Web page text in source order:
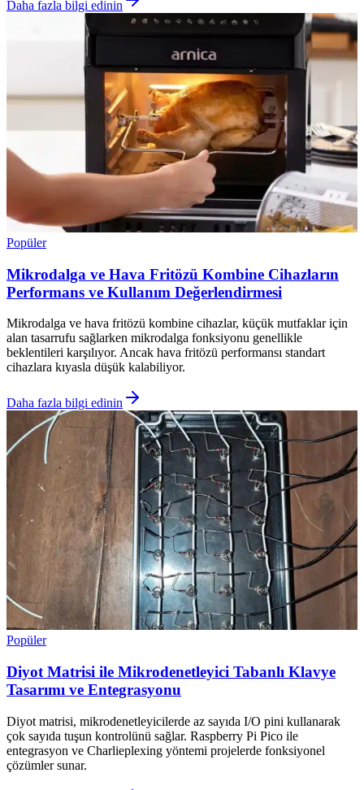
Daha fazla bilgi edinin
Popüler
Mikrodalga ve Hava Fritözü Kombine Cihazların
Performans ve Kullanım Değerlendirmesi
Mikrodalga ve hava fritözü kombine cihazlar, küçük mutfaklar için
alan tasarrufu sağlarken mikrodalga fonksiyonu genellikle
beklentileri karşılıyor. Ancak hava fritözü performansı standart
cihazlara kıyasla düşük kalabiliyor.
Daha fazla bilgi edinin
Popüler
Diyot Matrisi ile Mikrodenetleyici Tabanlı Klavye
Tasarımı ve Entegrasyonu
Diyot matrisi, mikrodenetleyicilerde az sayıda I/O pini kullanarak
çok sayıda tuşun kontrolünü sağlar. Raspberry Pi Pico ile
entegrasyon ve Charlieplexing yöntemi projelerde fonksiyonel
çözümler sunar.